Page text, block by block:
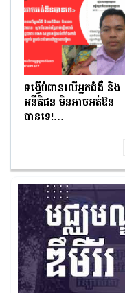
ទង្វើបំពានលើអ្នកជំងឺ និង
អនីតិជន មិនអាចអត់ឱន
បានទេ!…